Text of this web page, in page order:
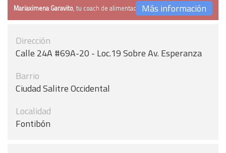
Mariaximena Garavito, tu coach de alimentaciónMás información
Dirección
Calle 24A #69A-20 - Loc.19 Sobre Av. Esperanza
Barrio
Ciudad Salitre Occidental
Localidad
Fontibón